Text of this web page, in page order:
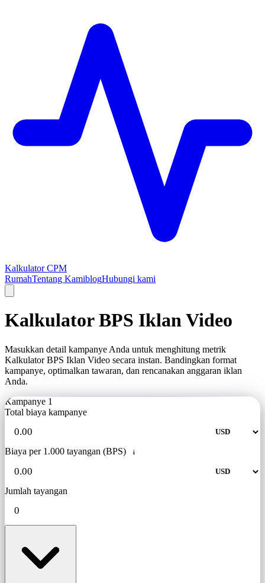
Kalkulator CPM
RumahTentang KamiblogHubungi kami
Kalkulator BPS Iklan Video
Masukkan detail kampanye Anda untuk menghitung metrik
Kalkulator BPS Iklan Video secara instan. Bandingkan format
kampanye, optimalkan tawaran, dan rencanakan anggaran iklan
Anda.
Kampanye 1
Total biaya kampanye
Biaya per 1.000 tayangan (BPS) i
Jumlah tayangan